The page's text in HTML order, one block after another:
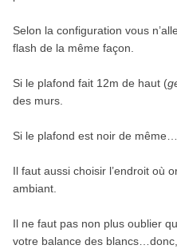
Selon la configuration vous
flash de la même façon.
Si le plafond fait 12m de haut (
des murs.
Si le plafond est noir de
Il faut aussi choisir l’endroit où
ambiant.
Il ne faut pas non plus oublier
votre balance des